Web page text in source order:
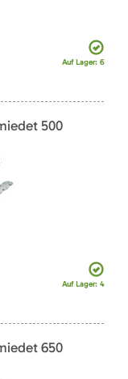
Auf Lager: 6
500
Auf Lager: 4
650